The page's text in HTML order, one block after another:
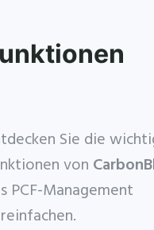
Sie die
von
PCF-Management